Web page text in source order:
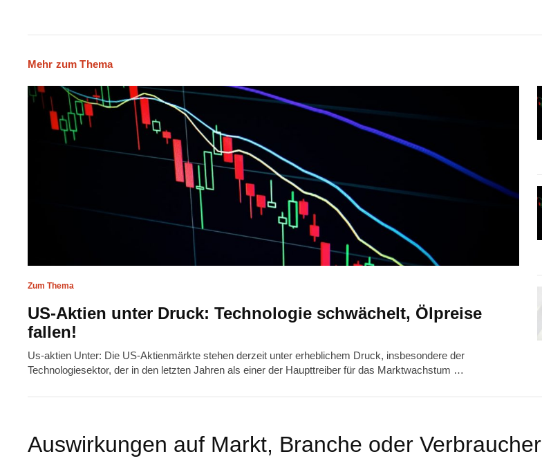
Mehr zum Thema
Zum Thema
US-Aktien unter Druck: Technologie schwächelt, Ölpreise
fallen!
Us-aktien Unter: Die US-Aktienmärkte stehen derzeit unter erheblichem Druck, insbesondere der
Technologiesektor, der in den letzten Jahren als einer der Haupttreiber für das Marktwachstum …
Auswirkungen auf Markt, Branche oder Verbraucher